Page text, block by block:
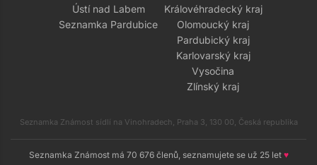
Ústí nad Labem
Seznamka Pardubice
Královéhradecký kraj
Olomoucký kraj
Pardubický kraj
Karlovarský kraj
Vysočina
Zlínský kraj
Seznamka Známost sídlí na Vinohradech, Praha 3, 130 00, Česká republika
Seznamka Známost má 70 676 členů, seznamujete se už 25 let ♥